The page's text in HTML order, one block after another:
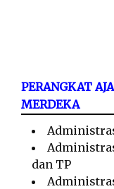
PERANGKAT
MERDEKA
dan TP